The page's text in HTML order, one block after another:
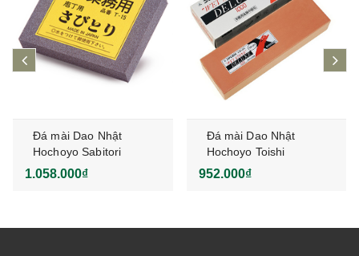
Đá mài Dao Nhật
Hochoyo Sabitori
1.058.000₫
Đá mài Dao Nhật
Hochoyo Toishi
DELUXE
952.000₫
prev